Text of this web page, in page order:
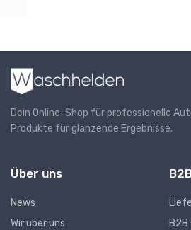
Dein Online-Shop für professionelle
Produkte für glänzende Ergebnisse.
Über uns
News
Wir über uns